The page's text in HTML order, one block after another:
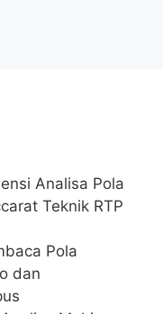
Analisa Pola
Teknik RTP
Pola
dan